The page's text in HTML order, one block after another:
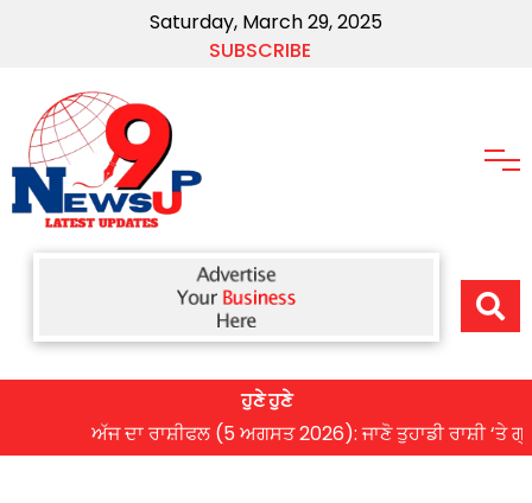
Saturday, March 29, 2025
SUBSCRIBE
ਹੁਣੇ ਹੁਣੇ
ਅੱਜ ਦਾ ਰਾਸ਼ੀਫਲ (5 ਅਗਸਤ 2026): ਜਾਣੋ ਤੁਹਾਡੀ ਰਾਸ਼ੀ ‘ਤੇ